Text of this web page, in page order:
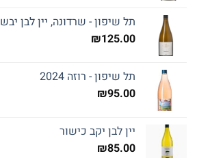
תל שיפון - שרדונה, יין לבן יבש 2024
₪125.00
תל שיפון - רוזה 2024
₪95.00
יין לבן יקב כישור
₪85.00